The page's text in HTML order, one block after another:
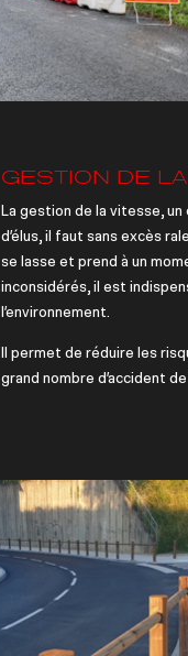
GESTION DE
La gestion de la vitesse,
d’élus, il faut sans excès
se lasse et prend à un
inconsidérés, il est
l’environnement.
Il permet de réduire les
grand nombre d’accident